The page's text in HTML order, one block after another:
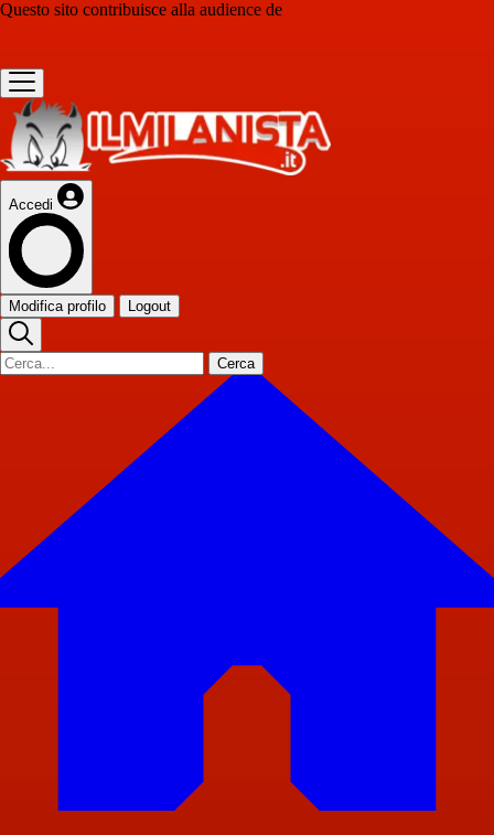
Questo sito contribuisce alla audience de
Accedi
Modifica profilo Logout
Cerca